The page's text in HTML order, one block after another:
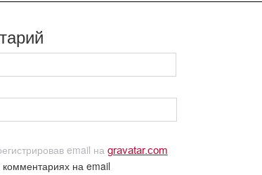
email на gravatar.com
на email